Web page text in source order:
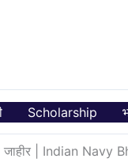
Scholarship
जाहीर | Indian